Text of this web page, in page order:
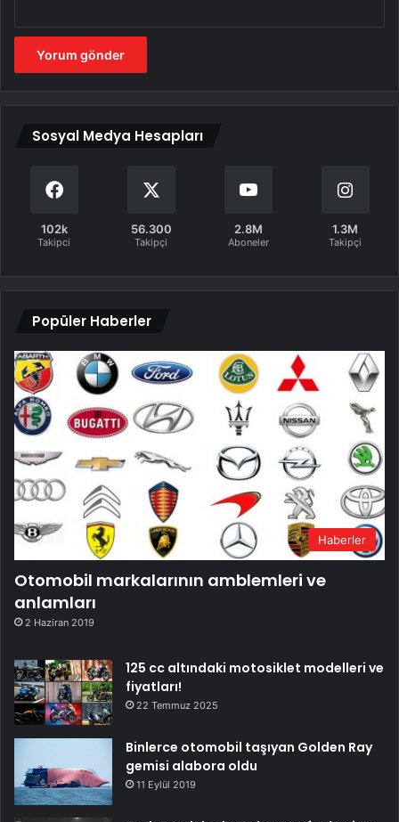
Sosyal Medya Hesapları
102k
Takipci
56.300
Takipçi
2.8M
Aboneler
1.3M
Takipçi
Popüler Haberler
Haberler
Otomobil markalarının amblemleri ve
anlamları
2 Haziran 2019
125 cc altındaki motosiklet modelleri ve
fiyatları!
22 Temmuz 2025
Binlerce otomobil taşıyan Golden Ray
gemisi alabora oldu
11 Eylül 2019